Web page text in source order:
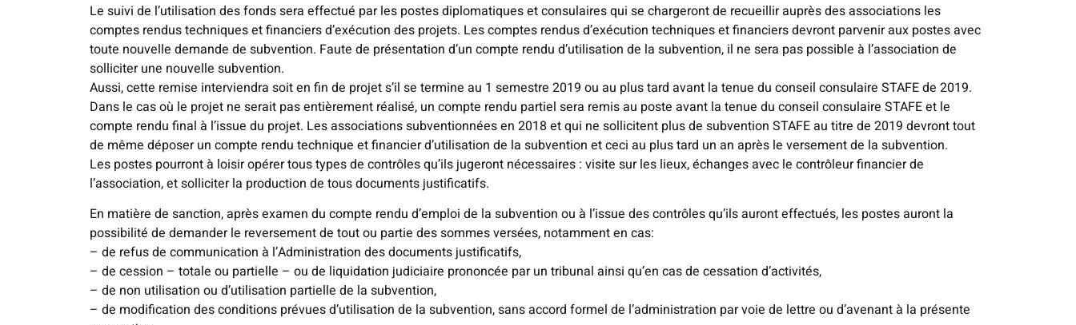
Le suivi de l’utilisation des fonds sera effectué par les postes diplomatiques et consulaires qui se chargeront de recueillir auprès des associations les
comptes rendus techniques et financiers d’exécution des projets. Les comptes rendus d’exécution techniques et financiers devront parvenir aux postes avec
toute nouvelle demande de subvention. Faute de présentation d’un compte rendu d’utilisation de la subvention, il ne sera pas possible à l’association de
solliciter une nouvelle subvention.
Aussi, cette remise interviendra soit en fin de projet s’il se termine au 1 semestre 2019 ou au plus tard avant la tenue du conseil consulaire STAFE de 2019.
Dans le cas où le projet ne serait pas entièrement réalisé, un compte rendu partiel sera remis au poste avant la tenue du conseil consulaire STAFE et le
compte rendu final à l’issue du projet. Les associations subventionnées en 2018 et qui ne sollicitent plus de subvention STAFE au titre de 2019 devront tout
de même déposer un compte rendu technique et financier d’utilisation de la subvention et ceci au plus tard un an après le versement de la subvention.
Les postes pourront à loisir opérer tous types de contrôles qu’ils jugeront nécessaires : visite sur les lieux, échanges avec le contrôleur financier de
l’association, et solliciter la production de tous documents justificatifs.
En matière de sanction, après examen du compte rendu d’emploi de la subvention ou à l’issue des contrôles qu’ils auront effectués, les postes auront la
possibilité de demander le reversement de tout ou partie des sommes versées, notamment en cas:
– de refus de communication à l’Administration des documents justificatifs,
– de cession – totale ou partielle – ou de liquidation judiciaire prononcée par un tribunal ainsi qu’en cas de cessation d’activités,
– de non utilisation ou d’utilisation partielle de la subvention,
– de modification des conditions prévues d’utilisation de la subvention, sans accord formel de l’administration par voie de lettre ou d’avenant à la présente